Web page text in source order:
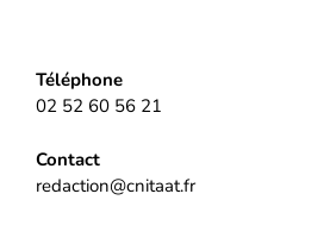
Téléphone
02 52 60 56 21
Contact
redaction@cnitaat.fr